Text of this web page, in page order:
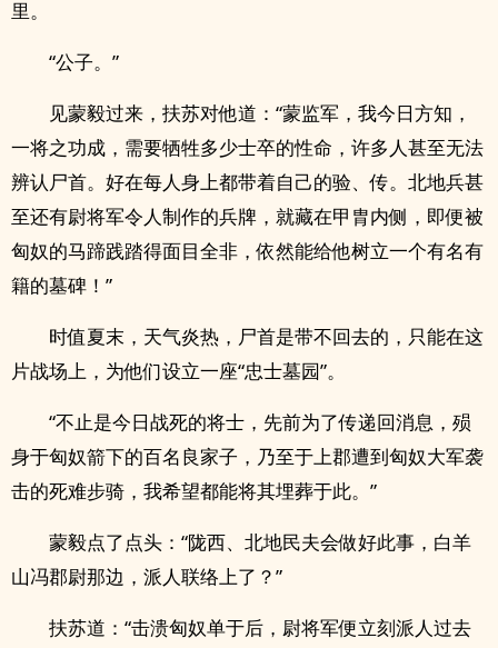
里。
“公子。”
见蒙毅过来，扶苏对他道：“蒙监军，我今日方知，
一将之功成，需要牺牲多少士卒的性命，许多人甚至无法
辨认尸首。好在每人身上都带着自己的验、传。北地兵甚
至还有尉将军令人制作的兵牌，就藏在甲胄内侧，即便被
匈奴的马蹄践踏得面目全非，依然能给他树立一个有名有
籍的墓碑！”
时值夏末，天气炎热，尸首是带不回去的，只能在这
片战场上，为他们设立一座“忠士墓园”。
“不止是今日战死的将士，先前为了传递回消息，殒
身于匈奴箭下的百名良家子，乃至于上郡遭到匈奴大军袭
击的死难步骑，我希望都能将其埋葬于此。”
蒙毅点了点头：“陇西、北地民夫会做好此事，白羊
山冯郡尉那边，派人联络上了？”
扶苏道：“击溃匈奴单于后，尉将军便立刻派人过去